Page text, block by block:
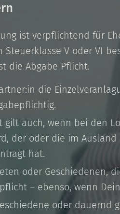
ist verpflichtend für
Steuerklasse V oder VI
die Abgabe Pflicht.
die
gilt auch, wenn bei den
der oder die im
hat.
oder Geschiedenen,
– ebenso, wenn
oder dauernd